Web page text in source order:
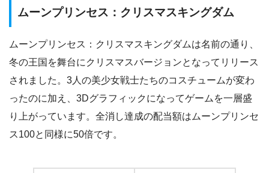
ムーンプリンセス：クリスマスキングダム
ムーンプリンセス：クリスマスキングダムは名前の通り、
冬の王国を舞台にクリスマスバージョンとなってリリース
されました。3人の美少女戦士たちのコスチュームが変わ
ったのに加え、3Dグラフィックになってゲームを一層盛
り上がっています。全消し達成の配当額はムーンプリンセ
ス100と同様に50倍です。